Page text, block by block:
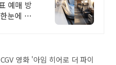
예매 방
눈에 안
영화 '아임 히어로 더 파이